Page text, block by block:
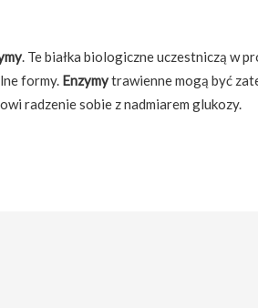
. Te białka biologiczne uczestniczą w
formy. Enzymytrawienne mogą być
radzenie sobie z nadmiarem glukozy.